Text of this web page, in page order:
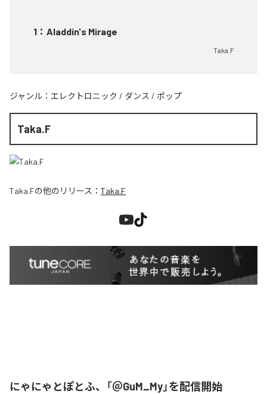
1 ： Aladdin's Mirage
Taka.F
ジャンル： エレクトロニック / ダンス / ポップ
Taka.F
Taka.Fの他のリリース： Taka.F
にゃにゃとぽとふ、「＠GuM_My」を配信開始